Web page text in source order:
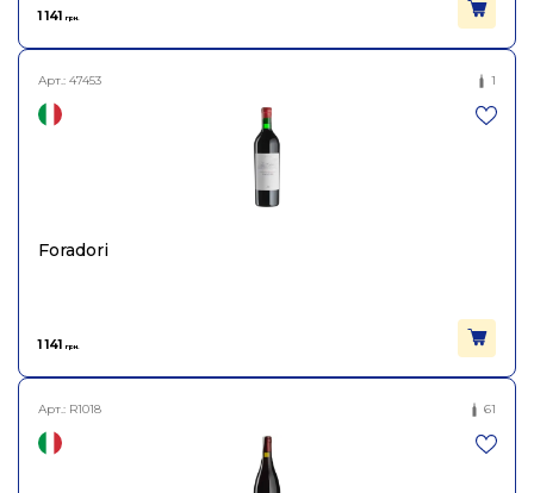
1 141 грн.
Арт.: 47453 1
Foradori
1 141 грн.
Арт.: R1018 61